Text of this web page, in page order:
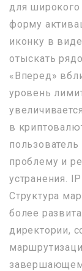
для широкого
форму
иконку в
отыскать
«Вперед»
уровень
в
пользователь
проблему и
устранения.
Структура
более
директории,
завершающем